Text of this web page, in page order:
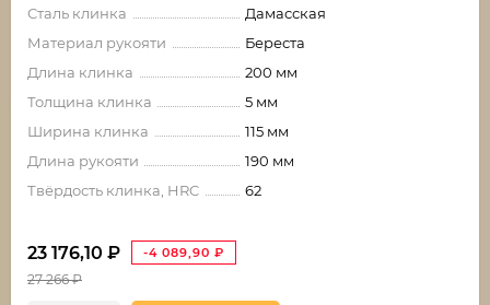
Сталь клинка
Дамасская
Материал рукояти
Береста
Длина клинка
200 мм
Толщина клинка
5 мм
Ширина клинка
115 мм
Длина рукояти
190 мм
Твёрдость клинка, HRC
62
23 176,10 ₽ -4 089,90 ₽
27 266₽